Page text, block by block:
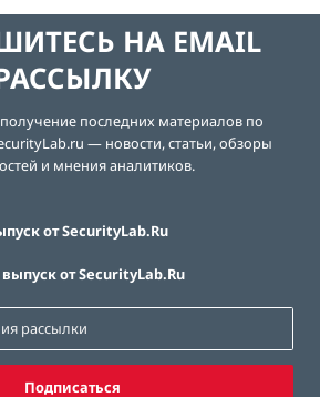
НА EMAIL
последних материалов по
— новости, статьи, обзоры
и мнения аналитиков.
от SecurityLab.Ru
от SecurityLab.Ru
Подписаться